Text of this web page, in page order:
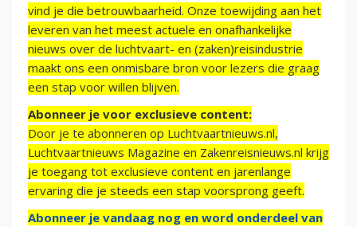
vind je die betrouwbaarheid. Onze toewijding aan het
leveren van het meest actuele en onafhankelijke
nieuws over de luchtvaart- en (zaken)reisindustrie
maakt ons een onmisbare bron voor lezers die graag
een stap voor willen blijven.
Abonneer je voor exclusieve content:
Door je te abonneren op Luchtvaartnieuws.nl,
Luchtvaartnieuws Magazine en Zakenreisnieuws.nl krijg
je toegang tot exclusieve content en jarenlange
ervaring die je steeds een stap voorsprong geeft.
Abonneer je vandaag nog en word onderdeel van